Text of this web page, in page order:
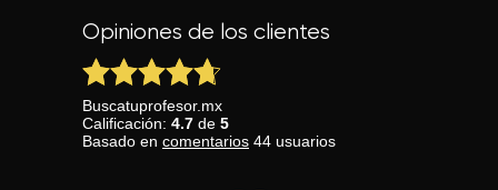
Opiniones de los clientes
Buscatuprofesor.mx
Calificación: 4.7 de 5
Basado en comentarios 44 usuarios